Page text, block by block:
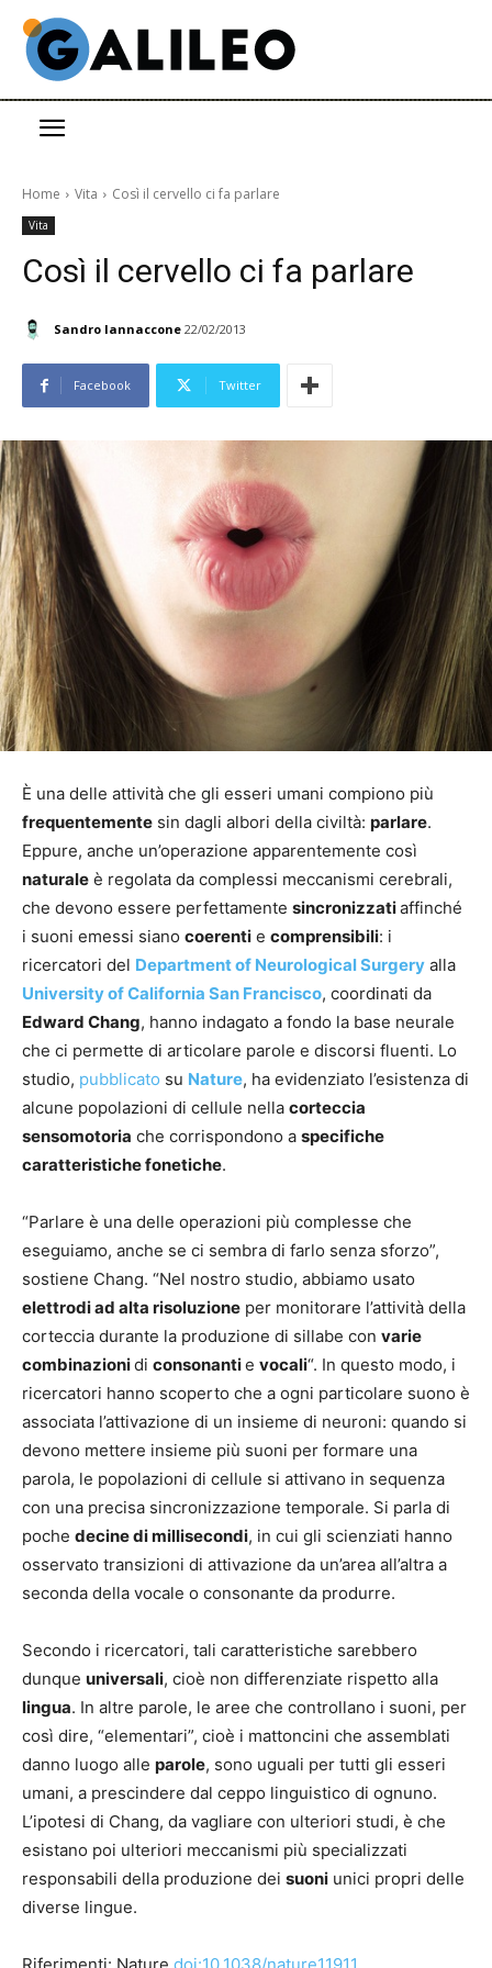
Home Vita Così il cervello ci fa parlare
Vita
Così il cervello ci fa parlare
Sandro Iannaccone 22/02/2013
Facebook Twitter
È una delle attività che gli esseri umani compiono più
frequentemente sin dagli albori della civiltà: parlare.
Eppure, anche un’operazione apparentemente così
naturale è regolata da complessi meccanismi cerebrali,
che devono essere perfettamente sincronizzatiaffinché
i suoni emessi siano coerenti e comprensibili: i
ricercatori del Department of Neurological Surgery alla
University of California San Francisco, coordinati da
Edward Chang, hanno indagato a fondo la base neurale
che ci permette di articolare parole e discorsi fluenti. Lo
studio, pubblicato su Nature, ha evidenziato l’esistenza di
alcune popolazioni di cellule nella corteccia
sensomotoria che corrispondono a specifiche
caratteristiche fonetiche.
“Parlare è una delle operazioni più complesse che
eseguiamo, anche se ci sembra di farlo senza sforzo”,
sostiene Chang. “Nel nostro studio, abbiamo usato
elettrodi ad alta risoluzione per monitorare l’attività della
corteccia durante la produzione di sillabe con varie
combinazionidi consonantie vocali“. In questo modo, i
ricercatori hanno scoperto che a ogni particolare suono è
associata l’attivazione di un insieme di neuroni: quando si
devono mettere insieme più suoni per formare una
parola, le popolazioni di cellule si attivano in sequenza
con una precisa sincronizzazione temporale. Si parla di
poche decine di millisecondi, in cui gli scienziati hanno
osservato transizioni di attivazione da un’area all’altra a
seconda della vocale o consonante da produrre.
Secondo i ricercatori, tali caratteristiche sarebbero
dunque universali, cioè non differenziate rispetto alla
lingua. In altre parole, le aree che controllano i suoni, per
così dire, “elementari”, cioè i mattoncini che assemblati
danno luogo alle parole, sono uguali per tutti gli esseri
umani, a prescindere dal ceppo linguistico di ognuno.
L’ipotesi di Chang, da vagliare con ulteriori studi, è che
esistano poi ulteriori meccanismi più specializzati
responsabili della produzione dei suoni unici propri delle
diverse lingue.